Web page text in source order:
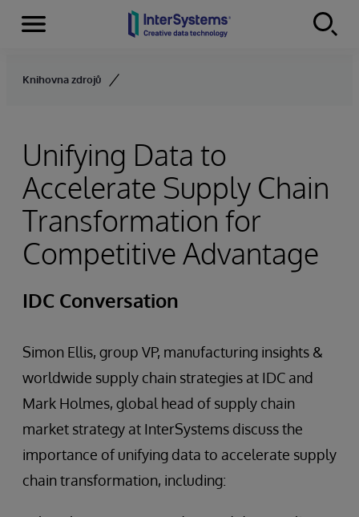
Skip to content
Menu
Knihovna zdrojů
Unifying Data to
Accelerate Supply Chain
Transformation for
Competitive Advantage
IDC Conversation
Simon Ellis, group VP, manufacturing insights &
worldwide supply chain strategies at IDC and
Mark Holmes, global head of supply chain
market strategy at InterSystems discuss the
importance of unifying data to accelerate supply
chain transformation, including: